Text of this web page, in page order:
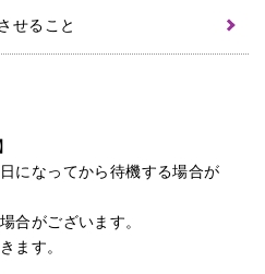
せること
になってから待機する場合が
合がございます。
ます。